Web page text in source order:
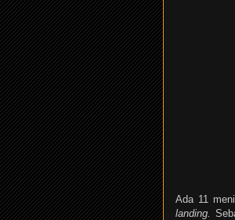
Ada 11
landing.